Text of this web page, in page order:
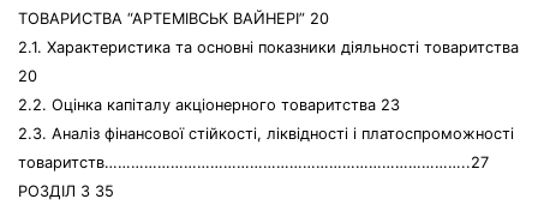
ТОВАРИСТВА “АРТЕМІВСЬК ВАЙНЕРІ” 20
2.1. Характеристика та основні показники діяльності товаритства
20
2.2. Оцінка капіталу акціонерного товаритства 23
2.3. Аналіз фінансової стійкості, ліквідності і платоспроможності
товаритств………………………………………………………………………..27
РОЗДІЛ 3 35